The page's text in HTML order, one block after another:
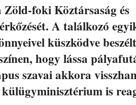
foki Köztársaság és
A találkozó
küszködve
hogy lássa
szavai akkora
is